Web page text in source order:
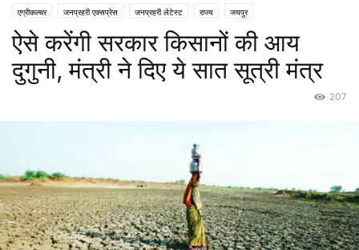
एग्रीकल्चर जनप्रहरी एक्सप्रेस जनप्रहरी लेटेस्ट राज्य जयपुर
ऐसे करेंगी सरकार किसानों की आय
दुगुनी, मंत्री ने दिए ये सात सूत्री मंत्र
207